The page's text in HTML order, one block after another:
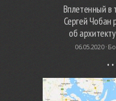
Вплетенный в
Сергей Чобан
об
06.05.2020 ·